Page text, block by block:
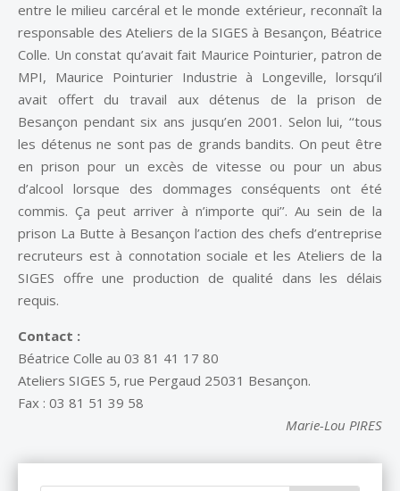
entre le milieu carcéral et le monde extérieur, reconnaît la
responsable des Ateliers de la SIGES à Besançon, Béatrice
Colle. Un constat qu’avait fait Maurice Pointurier, patron de
MPI, Maurice Pointurier Industrie à Longeville, lorsqu’il
avait offert du travail aux détenus de la prison de
Besançon pendant six ans jusqu’en 2001. Selon lui, ‘‘tous
les détenus ne sont pas de grands bandits. On peut être
en prison pour un excès de vitesse ou pour un abus
d’alcool lorsque des dommages conséquents ont été
commis. Ça peut arriver à n’importe qui’’. Au sein de la
prison La Butte à Besançon l’action des chefs d’entreprise
recruteurs est à connotation sociale et les Ateliers de la
SIGES offre une production de qualité dans les délais
requis.
Contact :
Béatrice Colle au 03 81 41 17 80
Ateliers SIGES 5, rue Pergaud 25031 Besançon.
Fax : 03 81 51 39 58
Marie-Lou PIRES